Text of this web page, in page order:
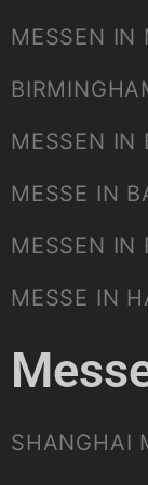
MESSEN IN
MESSEN IN
MESSE IN
MESSEN IN
MESSE IN
SHANGHAI